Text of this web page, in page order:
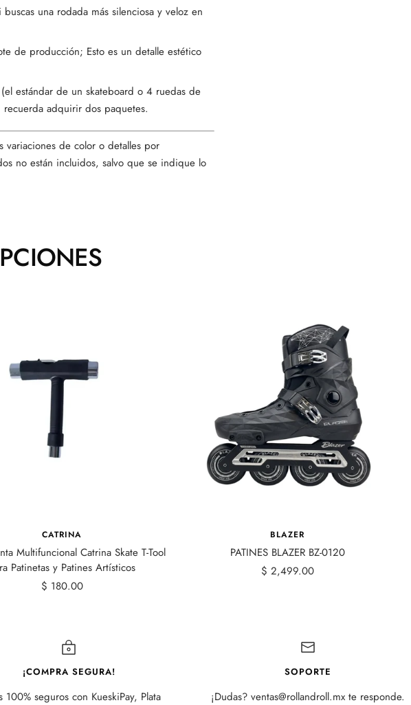
una rodada más silenciosa y veloz en
de producción; Esto es un detalle estético
estándar de un skateboard o 4 ruedas de
adquirir dos paquetes.
variaciones de color o detalles por
no están incluidos, salvo que se indique lo
CATRINA
Multifuncional Catrina Skate T-Tool
Patinetas y Patines Artísticos
Precio
$ 180.00
BLAZER
PATINES BLAZER BZ-0120
Precio
$ 2,499.00
¡COMPRA SEGURA!
100% seguros con KueskiPay, Plata
SOPORTE
¡Dudas? ventas@rollandroll.mx te responde.